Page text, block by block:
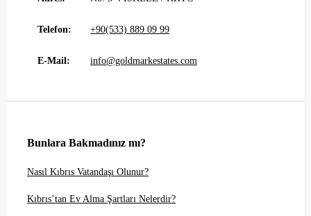
Telefon: +90(533) 889 09 99
E-Mail: info@goldmarkestates.com
Bunlara Bakmadınız mı?
Nasıl Kıbrıs Vatandaşı Olunur?
Kıbrıs’tan Ev Alma Şartları Nelerdir?